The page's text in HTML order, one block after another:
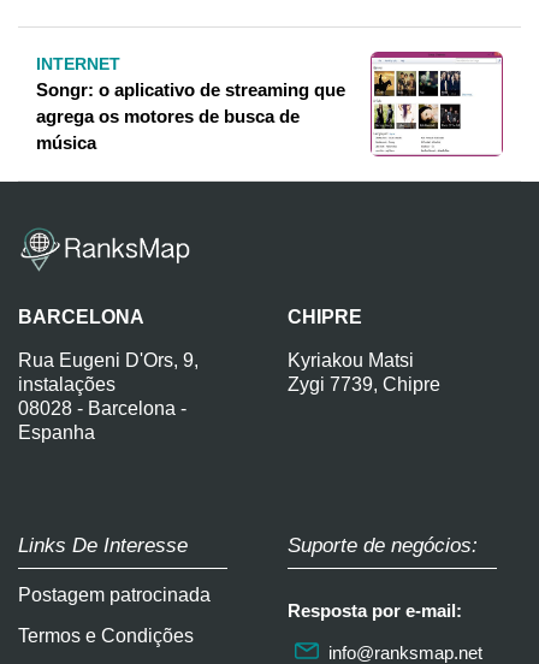
INTERNET
Songr: o aplicativo de streaming que
agrega os motores de busca de
música
BARCELONA
Rua Eugeni D'Ors, 9,
instalações
08028 - Barcelona -
Espanha
CHIPRE
Kyriakou Matsi
Zygi 7739, Chipre
Links De Interesse
Postagem patrocinada
Termos e Condições
Suporte de negócios:
Resposta por e-mail:
info@ranksmap.net